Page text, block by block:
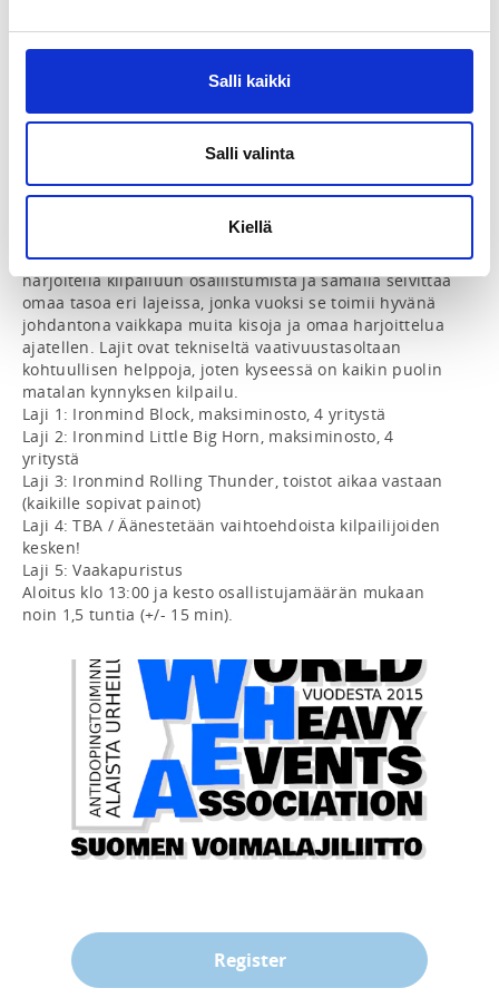
Salli kaikki
Salli valinta
Kiellä
välinevalikoiman vuoksi hyvin myös kevään 2025
workshoppiin osallistuneille sekä muille lajista jo
noin 2,5 tuntia (+/- 15 min).
Tarkoitettu kaikenikäisille miehille ja naisille, joilla ei
mutta ei kuitenkaan sijoitusta SM-kisoissa kolmen
parhaan joukkoon. Kilpailun tarkoituksena on
harjoitella kilpailuun osallistumista ja samalla selvittää
omaa tasoa eri lajeissa, jonka vuoksi se toimii hyvänä
johdantona vaikkapa muita kisoja ja omaa harjoittelua
ajatellen. Lajit ovat tekniseltä vaativuustasoltaan
kohtuullisen helppoja, joten kyseessä on kaikin puolin
matalan kynnyksen kilpailu.
Laji 1: Ironmind Block, maksiminosto, 4 yritystä
Laji 2: Ironmind Little Big Horn, maksiminosto, 4
yritystä
Laji 3: Ironmind Rolling Thunder, toistot aikaa vastaan
(kaikille sopivat painot)
Laji 4: TBA / Äänestetään vaihtoehdoista kilpailijoiden
kesken!
Laji 5: Vaakapuristus
Aloitus klo 13:00 ja kesto osallistujamäärän mukaan
Register